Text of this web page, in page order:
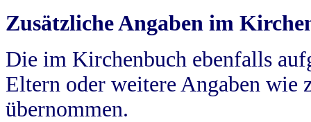
Zusätzliche Angaben im
Die im Kirchenbuch ebenfalls
Eltern oder weitere Angaben wie
übernommen.